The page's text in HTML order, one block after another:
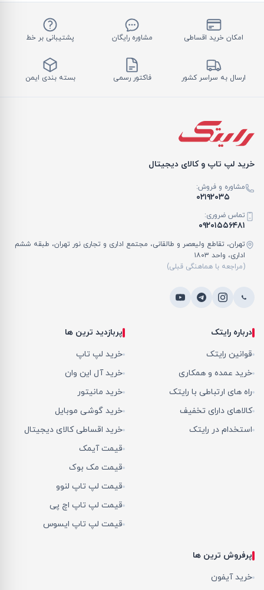
امکان خرید اقساطی مشاوره رایگان پشتیبانی بر خط
ارسال به سراسر کشور فاکتور رسمی بسته بندی ایمن
خرید لپ تاپ و کالای دیجیتال
مشاوره و فروش:
۰۲۱۹۲۰۳۵
تماس ضروری:
۰۹۲۰۱۵۵۶۴۸۱
تهران، تقاطع ولیعصر و طالقانی، مجتمع اداری و تجاری نور تهران، طبقه ششم
اداری، واحد ۱۸۰۳
(مراجعه با هماهنگی قبلی)
درباره رایتک
قوانین رایتک
خرید عمده و همکاری
راه های ارتباطی با رایتک
کالاهای دارای تخفیف
استخدام در رایتک
پربازدید ترین ها
خرید لپ تاپ
خرید آل این وان
خرید مانیتور
خرید گوشی موبایل
خرید اقساطی کالای دیجیتال
قیمت آیمک
قیمت مک بوک
قیمت لپ تاپ لنوو
قیمت لپ تاپ اچ پی
قیمت لپ تاپ ایسوس
پرفروش ترین ها
خرید آیفون